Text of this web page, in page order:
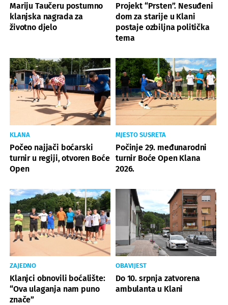
Mariju Taučeru postumno
klanjska nagrada za
životno djelo
Projekt “Prsten”. Nesuđeni
dom za starije u Klani
postaje ozbiljna politička
tema
KLANA
Počeo najjači boćarski
turnir u regiji, otvoren Boće
Open
MJESTO SUSRETA
Počinje 29. međunarodni
turnir Boće Open Klana
2026.
ZAJEDNO
Klanjci obnovili boćalište:
“Ova ulaganja nam puno
znače”
OBAVIJEST
Do 10. srpnja zatvorena
ambulanta u Klani